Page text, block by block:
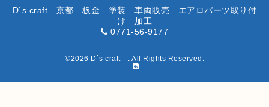
D`s craft 京都 板金 塗装 車両販売 エアロパーツ取り付
け 加工
0771-56-9177
©2026 D`s craft . All Rights Reserved.